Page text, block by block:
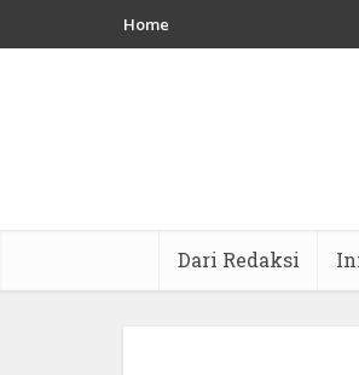
Home
Dari Redaksi